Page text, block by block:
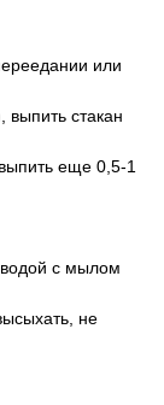
или
выпить стакан
еще 0,5-1
с мылом
не